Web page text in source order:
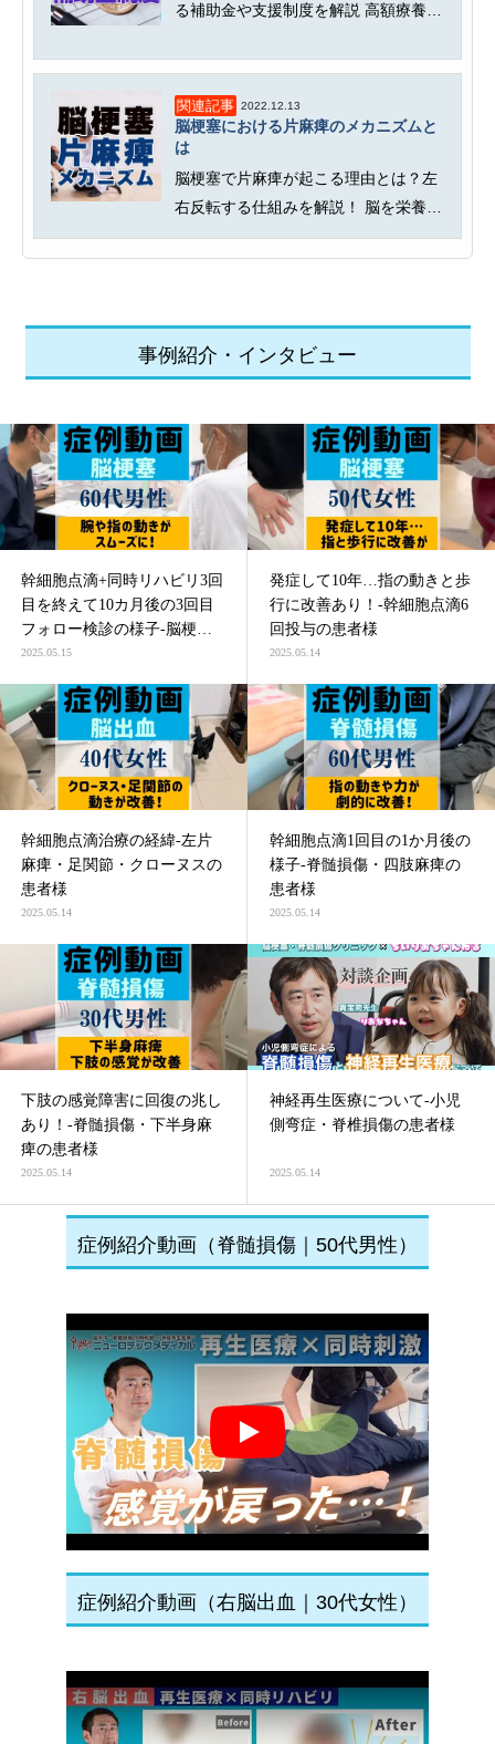
る補助金や支援制度を解説 高額療養費
関連記事 2022.12.13
脳梗塞における片麻痺のメカニズムと
は
脳梗塞で片麻痺が起こる理由とは？左
右反転する仕組みを解説！ 脳を栄養す
る血管が詰まり、脳の一部が壊死...
事例紹介・インタビュー
幹細胞点滴+同時リハビリ3回
目を終えて10カ月後の3回目
フォロー検診の様子-脳梗塞
による四肢麻痺の患者様
2025.05.15
発症して10年…指の動きと歩
行に改善あり！-幹細胞点滴6
回投与の患者様
2025.05.14
幹細胞点滴治療の経緯-左片
麻痺・足関節・クローヌスの
患者様
2025.05.14
幹細胞点滴1回目の1か月後の
様子-脊髄損傷・四肢麻痺の
患者様
2025.05.14
下肢の感覚障害に回復の兆し
あり！-脊髄損傷・下半身麻
痺の患者様
2025.05.14
神経再生医療について-小児
側弯症・脊椎損傷の患者様
2025.05.14
症例紹介動画（脊髄損傷｜50代男性）
Play
症例紹介動画（右脳出血｜30代女性）